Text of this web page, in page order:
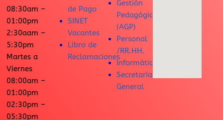
08:30am –
01:00pm
2:30aam –
5:30pm
Martes a
Viernes
08:00am –
01:00pm
02:30pm –
05:30pm
de Pago
SINET
Vacantes
Libro de
Reclamaciones
Gestión
Pedagógica
(AGP)
Personal
/RR.HH.
Informática
Secretaría
General